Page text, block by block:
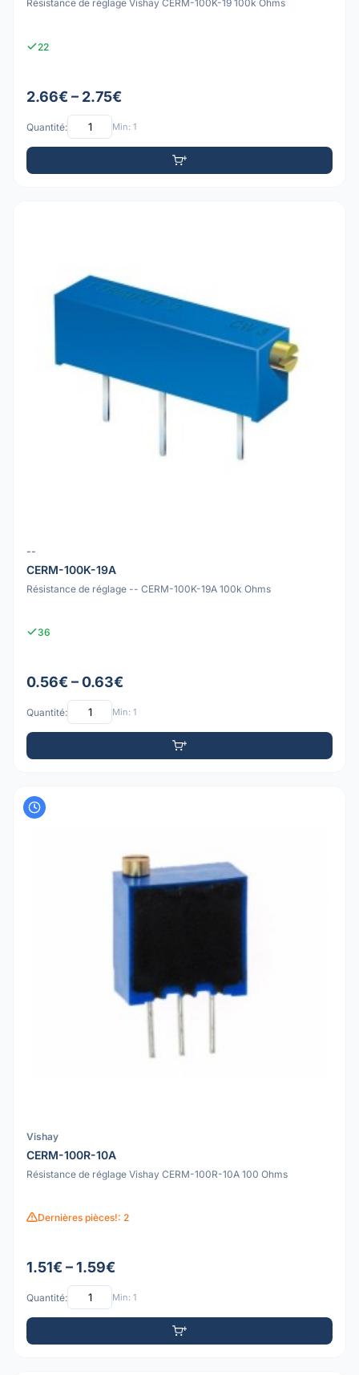
Résistance de réglage Vishay CERM-100K-19 100k Ohms
22
2.66€ – 2.75€
Quantité: Min: 1
--
CERM-100K-19A
Résistance de réglage -- CERM-100K-19A 100k Ohms
36
0.56€ – 0.63€
Quantité: Min: 1
Vishay
CERM-100R-10A
Résistance de réglage Vishay CERM-100R-10A 100 Ohms
Dernières pièces!: 2
1.51€ – 1.59€
Quantité: Min: 1